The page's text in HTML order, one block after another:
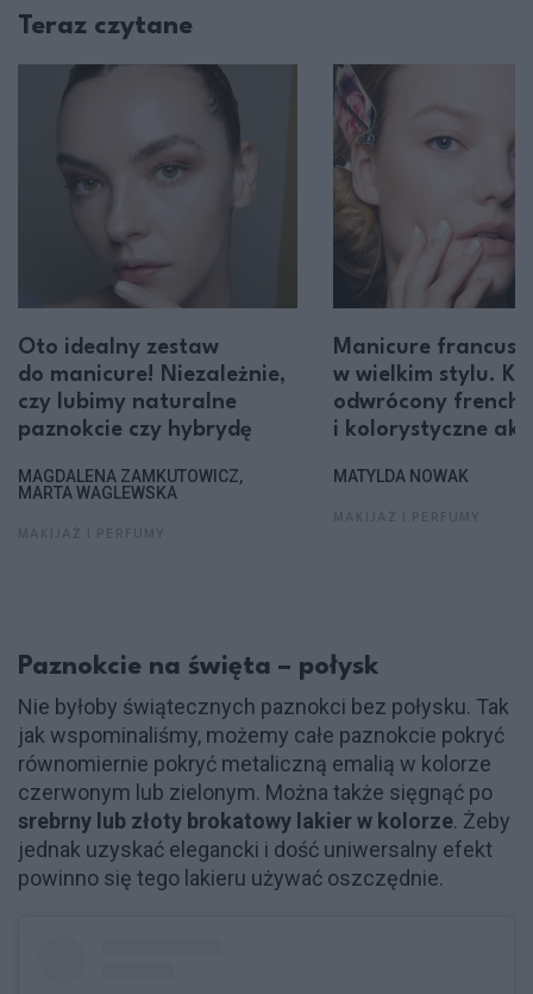
Teraz czytane
Oto idealny zestaw
do manicure! Niezależnie,
czy lubimy naturalne
paznokcie czy hybrydę
MAGDALENA ZAMKUTOWICZ,
MARTA WAGLEWSKA
Manicure
w wielkim stylu.
odwrócony french,
i kolorystyczne
MATYLDA NOWAK
Paznokcie na święta – połysk
Nie byłoby świątecznych paznokci bez połysku. Tak
jak wspominaliśmy, możemy całe paznokcie pokryć
równomiernie pokryć metaliczną emalią w kolorze
czerwonym lub zielonym. Można także sięgnąć po
srebrny lub złoty brokatowy lakier w kolorze. Żeby
jednak uzyskać elegancki i dość uniwersalny efekt
powinno się tego lakieru używać oszczędnie.